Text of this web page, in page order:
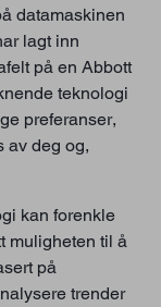
datamaskinen
lagt inn
på en Abbott
teknologi
preferanser,
av deg og,
kan forenkle
muligheten til å
på
trender